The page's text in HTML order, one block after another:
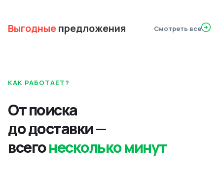
Выгодныепредложения Смотреть все
КАК РАБОТАЕТ?
От поиска
до доставки —
всегонесколько минут